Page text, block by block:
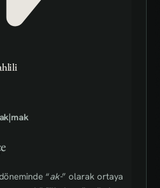
ak|mak
“ak-” olarak ortaya